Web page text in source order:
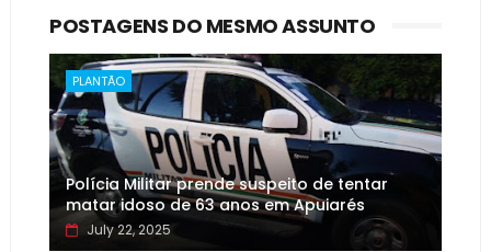
POSTAGENS DO MESMO ASSUNTO
PLANTÃO
Polícia Militar prende suspeito de tentar
matar idoso de 63 anos em Apuiarés
July 22, 2025